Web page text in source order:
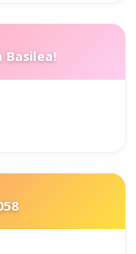
Basilea!